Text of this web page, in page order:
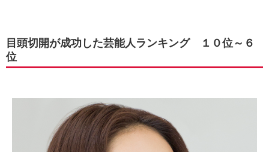
目頭切開が成功した芸能人ランキング １０位～６
位